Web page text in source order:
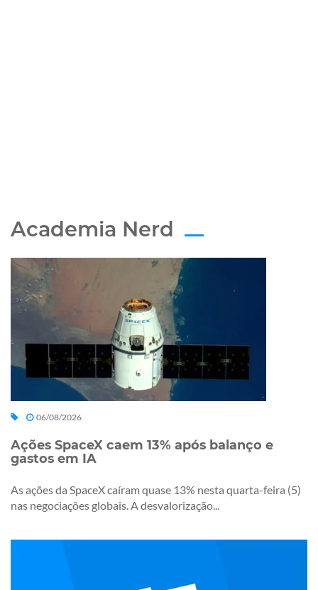
Academia Nerd
06/08/2026
Ações SpaceX caem 13% após balanço e
gastos em IA
As ações da SpaceX caíram quase 13% nesta quarta-feira (5)
nas negociações globais. A desvalorização...